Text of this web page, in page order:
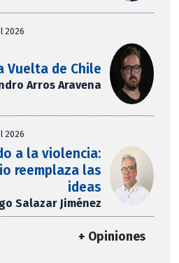
2026
Vuelta de Chile
Arros Aravena
2026
a la violencia:
reemplaza las
ideas
Salazar Jiménez
+ Opiniones